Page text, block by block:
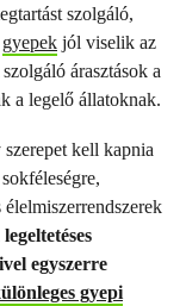
szolgáló,
gyepek jól viselik az
árasztások a
a legelő állatoknak.
szerepet kell kapnia
egyszerre
gyepi